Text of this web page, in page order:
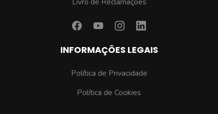
INFORMAÇÕES LEGAIS
Política de Privacidade
Política de Cookies